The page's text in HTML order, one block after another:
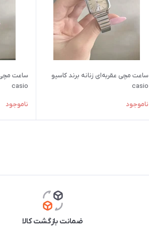
ساعت مچی عقربه‌ای زنانه برند کاسیو
casio
ناموجود
ساعت مچی
casio
ناموجود
ضمانت بازگشت کالا